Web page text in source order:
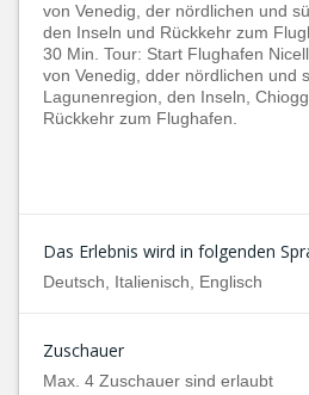
von Venedig, der nördlichen und
den Inseln und Rückkehr zum
30 Min. Tour: Start Flughafen
von Venedig, dder nördlichen und
Lagunenregion, den Inseln,
Rückkehr zum Flughafen.
Das Erlebnis wird in folgenden
Deutsch, Italienisch, Englisch
Zuschauer
Max. 4 Zuschauer sind erlaubt